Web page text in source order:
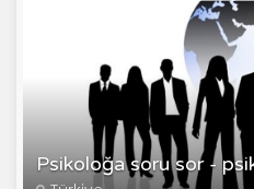
Psikoloğa soru sor -